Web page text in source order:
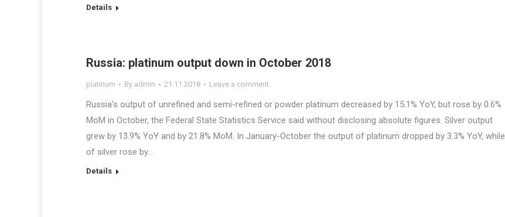
Details
Russia: platinum output down in October 2018
platinum By admin 21.11.2018 Leave a comment
Russia’s output of unrefined and semi-refined or powder platinum decreased by 15.1% YoY, but rose by 0.6%
MoM in October, the Federal State Statistics Service said without disclosing absolute figures. Silver output
grew by 13.9% YoY and by 21.8% MoM. In January-October the output of platinum dropped by 3.3% YoY, while
of silver rose by…
Details